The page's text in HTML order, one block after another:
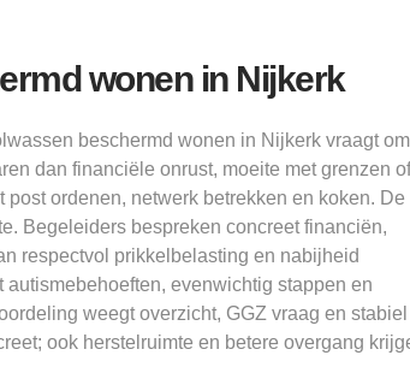
wonen in Nijkerk
beschermd wonen in Nijkerk vraagt om
dan financiële onrust, moeite met grenzen of
ordenen, netwerk betrekken en koken. De
Begeleiders bespreken concreet financiën,
respectvol prikkelbelasting en nabijheid
evenwichtig stappen en
weegt overzicht, GGZ vraag en stabiel
ook herstelruimte en betere overgang